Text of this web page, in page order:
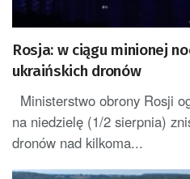
Rosja: w ciągu minionej
ukraińskich dronów
Ministerstwo obrony Rosji
na niedzielę (1/2 sierpnia)
dronów nad kilkoma...